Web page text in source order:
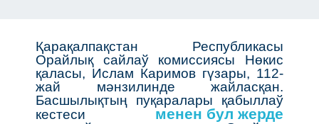
Қарақалпақстан Республикасы
Орайлық сайлаў комиссиясы Нөкис
қаласы, Ислам Каримов гүзары, 112-
жай мәнзилинде жайласқан.
Басшылықтың пуқаралары қабыллаў
кестеси менен бул жерде